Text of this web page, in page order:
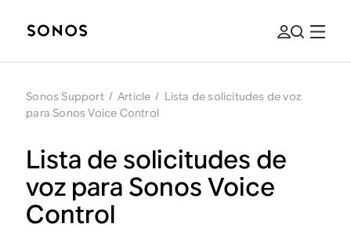
Sonos Support / Article / Lista de solicitudes de voz
para Sonos Voice Control
Lista de solicitudes de
voz para Sonos Voice
Control